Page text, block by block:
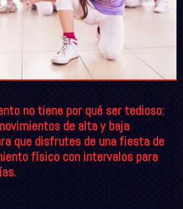
no tiene por qué ser tedioso:
de alta y baja
que disfrutes de una fiesta de
físico con intervalos para